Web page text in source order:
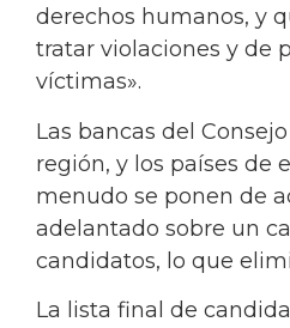
derechos humanos, y
tratar violaciones y de
víctimas».
Las bancas del
región, y los países de
menudo se ponen de
adelantado sobre un
candidatos, lo que
La lista final de